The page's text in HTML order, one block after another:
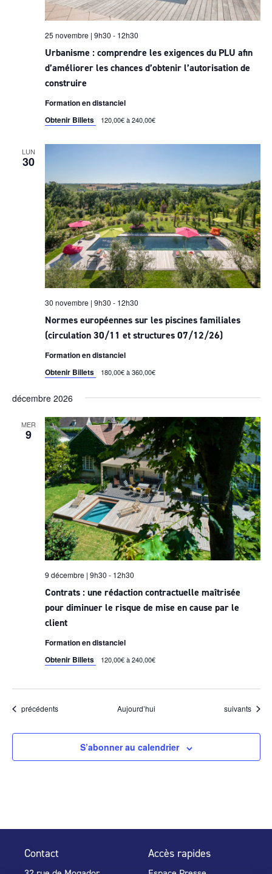
Urbanisme : comprendre les exigences du PLU afin
d’améliorer les chances d’obtenir l’autorisation de
construire
25 novembre | 9h30 - 12h30
Formation en distanciel
Obtenir Billets
120,00€ à 240,00€
LUN
30
Normes européennes sur les piscines familiales
(circulation 30/11 et structures 07/12/26)
30 novembre | 9h30 - 12h30
Formation en distanciel
Obtenir Billets
180,00€ à 360,00€
décembre 2026
MER
9
Contrats : une rédaction contractuelle maîtrisée
pour diminuer le risque de mise en cause par le
client
9 décembre | 9h30 - 12h30
Formation en distanciel
Obtenir Billets
120,00€ à 240,00€
Évènements
précédents Aujourd’hui Évènements
suivants
S’abonner au calendrier
Contact Accès rapides